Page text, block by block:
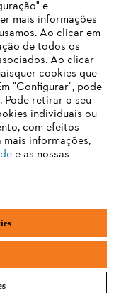
sobre cookies
e
mais informações
Ao clicar em
de todos os
Ao clicar
cookies que
"Configurar", pode
retirar o seu
individuais ou
com efeitos
informações,
e as nossas